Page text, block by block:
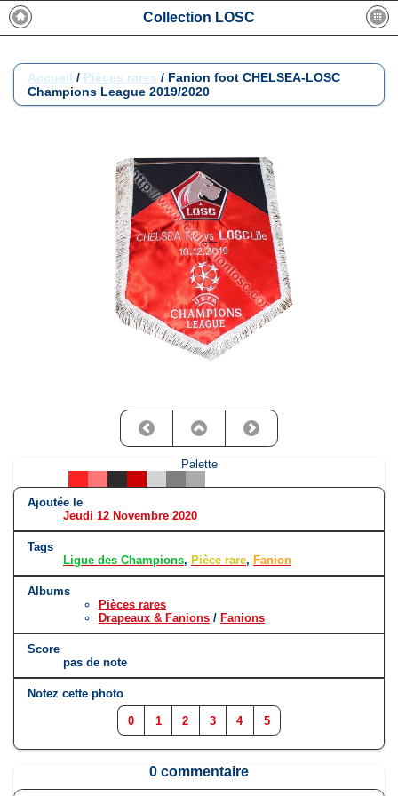
Collection LOSC
Accueil / Pièces rares / Fanion foot CHELSEA-LOSC
Champions League 2019/2020
Palette
Ajoutée le
Jeudi 12 Novembre 2020
Tags
Ligue des Champions, Pièce rare, Fanion
Albums
Pièces rares
Drapeaux & Fanions / Fanions
Score
pas de note
Notez cette photo
0 1 2 3 4 5
0 commentaire